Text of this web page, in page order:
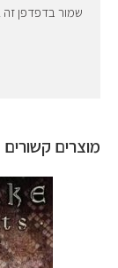
מוצרים קשורים
שמור בדפדפן